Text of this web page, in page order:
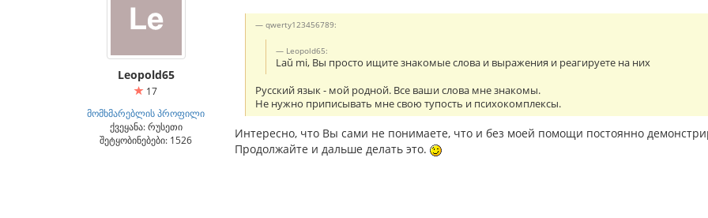
Leopold65
17
მომხმარებლის პროფილი
ქვეყანა: რუსეთი
შეტყობინებები: 1526
qwerty123456789:
Leopold65:
Laŭ mi, Вы просто ищите знакомые слова и выражения и реагируете на них
Русский язык - мой родной. Все ваши слова мне знакомы.
Не нужно приписывать мне свою тупость и психокомплексы.
Интересно, что Вы сами не понимаете, что и без моей помощи постоянно
Продолжайте и дальше делать это.